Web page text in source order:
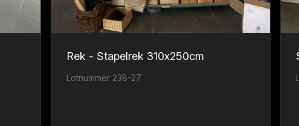
Rek - Stapelrek 310x250cm
Lotnummer 238-27